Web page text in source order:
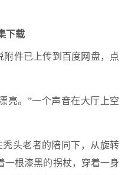
下载
附件已上传到百度网盘，点
亮。”一个声音在大厅上空
头老者的陪同下，从旋转
一根漆黑的拐杖，穿着一身